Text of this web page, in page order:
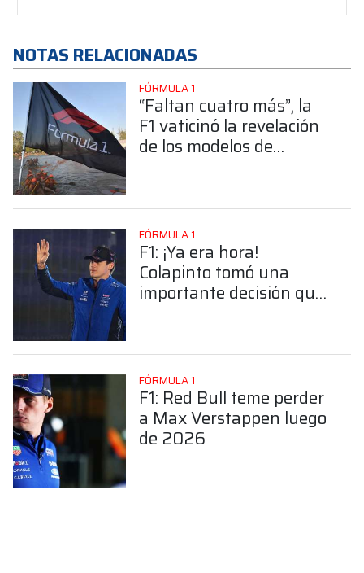
NOTAS RELACIONADAS
FÓRMULA 1
“Faltan cuatro más”, la
F1 vaticinó la revelación
de los modelos de
FÓRMULA 1
F1: ¡Ya era hora!
Colapinto tomó una
importante decisión que
FÓRMULA 1
F1: Red Bull teme perder
a Max Verstappen luego
de 2026